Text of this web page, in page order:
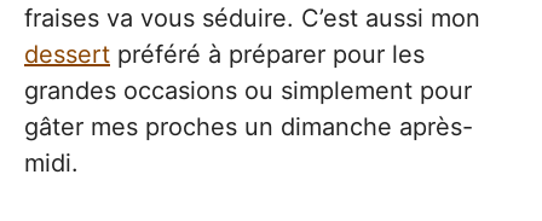
fraises va vous séduire. C’est aussi mon
dessert préféré à préparer pour les
grandes occasions ou simplement pour
gâter mes proches un dimanche après-
midi.